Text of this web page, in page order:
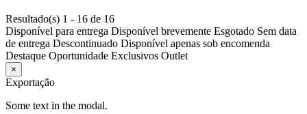
Resultado(s) 1 - 16 de 16
Disponível para entrega Disponível brevemente Esgotado Sem data
de entrega Descontinuado Disponível apenas sob encomenda
Destaque Oportunidade Exclusivos Outlet
×
Exportação
Some text in the modal.